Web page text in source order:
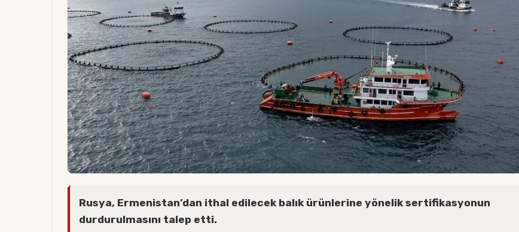
Rusya, Ermenistan’dan ithal edilecek balık ürünlerine yönelik sertifikasyonun
durdurulmasını talep etti.